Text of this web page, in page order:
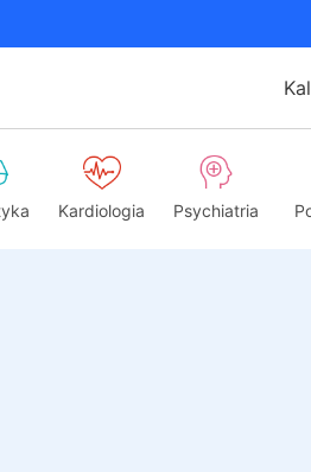
Kardiologia Psychiatria